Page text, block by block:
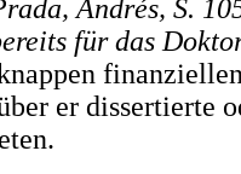
Andrés, S.
für das
er dissertierte